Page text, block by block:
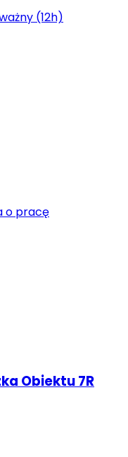
(12h)
o pracę
Obiektu 7R